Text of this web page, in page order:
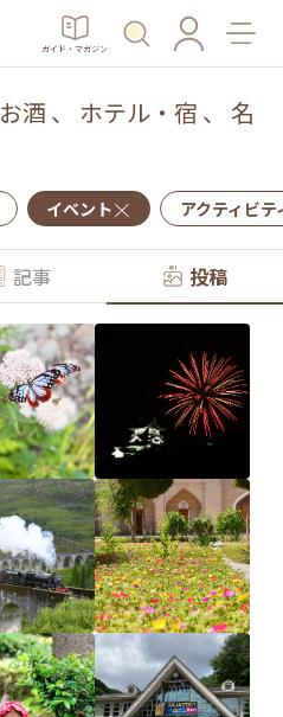
ガイド・マガジン
お酒 、 ホテル・宿 、 名
イベント アクティビテ
記事 投稿